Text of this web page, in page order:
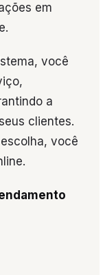
em
você
a
clientes.
você